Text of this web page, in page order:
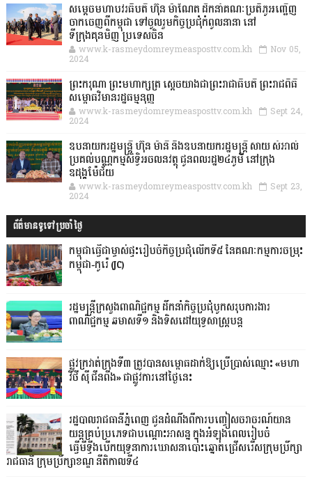
សម្តេចមហាបវរធិបតី ហ៊ុន ម៉ាណែត ដឹកនាំគណៈប្រតិភូអញ្ជើញ
ចាកចេញពីកម្ពុជា ទៅចូលរួមកិច្ចប្រជុំកំពូលនានា នៅ
ទីក្រុងគុនមិញ ប្រទេសចិន
www.k-rasmeydomreymeasposttv.com.kh Nov 05,
2024
ព្រះករុណា ព្រះមហាក្សត្រ ស្តេចយាងជាព្រះរាជាធិបតី ព្រះរាជពិធី
សម្ពោធវិមានរដ្ឋធម្មនុញ្ញ
www.k-rasmeydomreymeasposttv.com.kh Sept 24,
2024
ឧបនាយករដ្ឋមន្ដ្រី ហ៊ុន ម៉ានី និងឧបនាយករដ្ឋមន្ដ្រី សាយ សំអាល់
ប្រគល់បណ្ណកម្មសិទ្ធិអចលនវត្ថុ ជូនពលរដ្ឋ២៤ភូមិ នៅក្រុង
ឧដុង្គម៉ែជ័យ
www.k-rasmeydomreymeasposttv.com.kh Sept 23,
2024
ព័ត៌មានទូទៅប្រចាំថ្ងៃ
កម្ពុជាធ្វើជាម្ចាស់ផ្ទះរៀបចំកិច្ចប្រជុំលើកទី៥ នៃគណៈកម្មការចម្រុះ
កម្ពុជា-កូរ៉េ (JC)
រដ្ឋមន្ត្រីក្រសួងពាណិជ្ជកម្ម ដឹកនាំកិច្ចប្រជុំបូកសរុបការងារ
ពាណិជ្ជកម្ម ឆមាសទី១ និងទិសដៅយុទ្ធសាស្រ្តបន្ត
ផ្លូវក្រវាត់ក្រុងទី៣ ត្រូវបានសម្ពោធដាក់ឱ្យប្រើប្រាស់ឈ្មោះ «មហា
វិថី ស៊ី ជីនពីង» ជាផ្លូវការនៅថ្ងៃនេះ
រដ្ឋបាលរាជធានីភ្នំពេញ ជូនដំណឹងពីការបញ្ចៀសចរាចរណ៍យាន
យន្តគ្រប់ប្រភេទជាបណ្តោះអាសន្ន ក្នុងអំឡុងពេលរៀបចំ
ធ្វើមីទ្ទីងបើកយុទ្ធនាការឃោសនាបោះឆ្នោតជ្រើសរើសក្រុមប្រឹក្សា
រាជធានី ក្រុមប្រឹក្សាខណ្ឌ នីតិកាលទី៤